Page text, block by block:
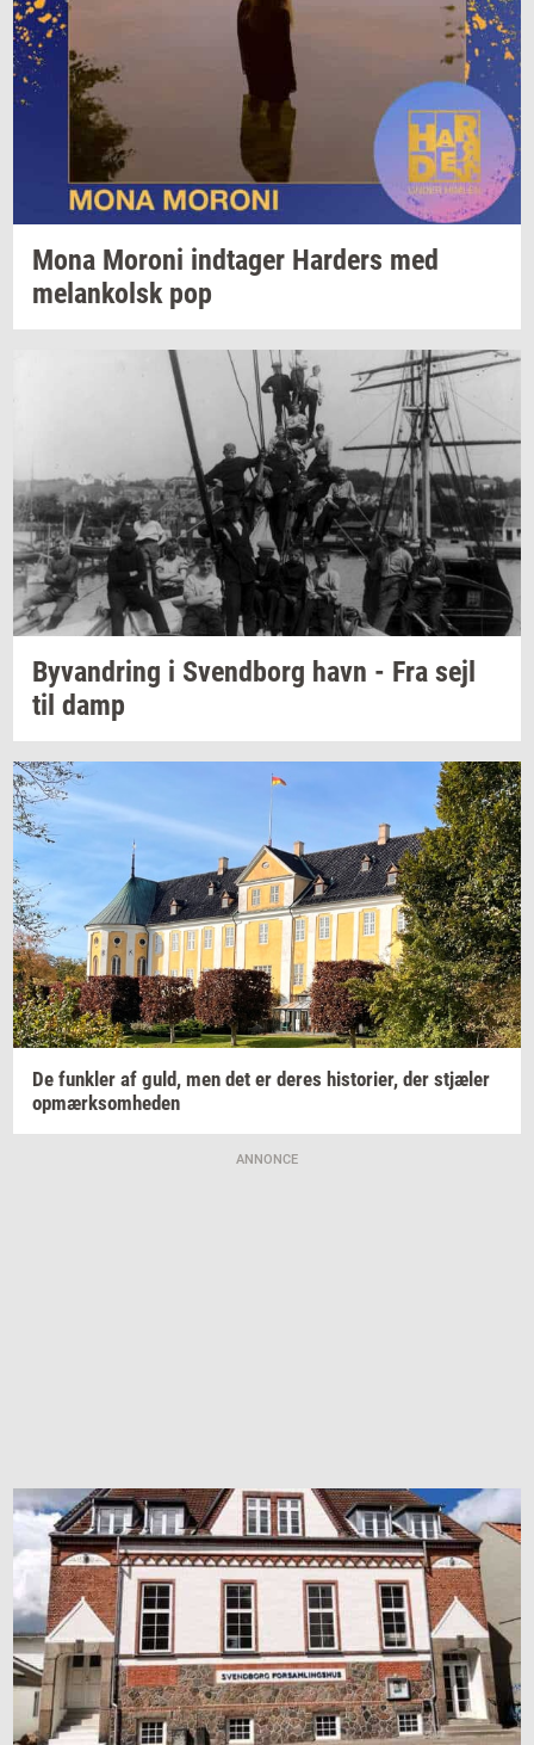
Mona Mor­o­ni ind­ta­ger Har­ders med
melan­kolskpop
Byvan­dring i Svend­borg havn - Fra sejl
til damp
De funk­ler af guld, men det er deres hi­sto­ri­er, der stjæ­ler
op­mærk­som­he­den
ANNONCE